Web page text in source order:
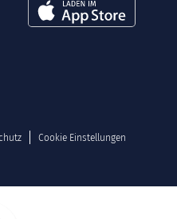
Cookie Einstellungen